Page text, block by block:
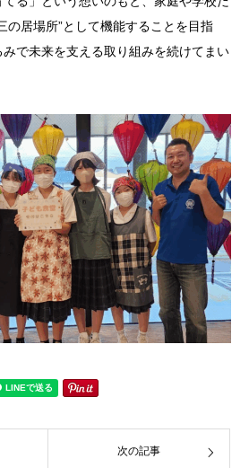
の居場所”として機能することを目指
で未来を支える取り組みを続けてまい
次の記事